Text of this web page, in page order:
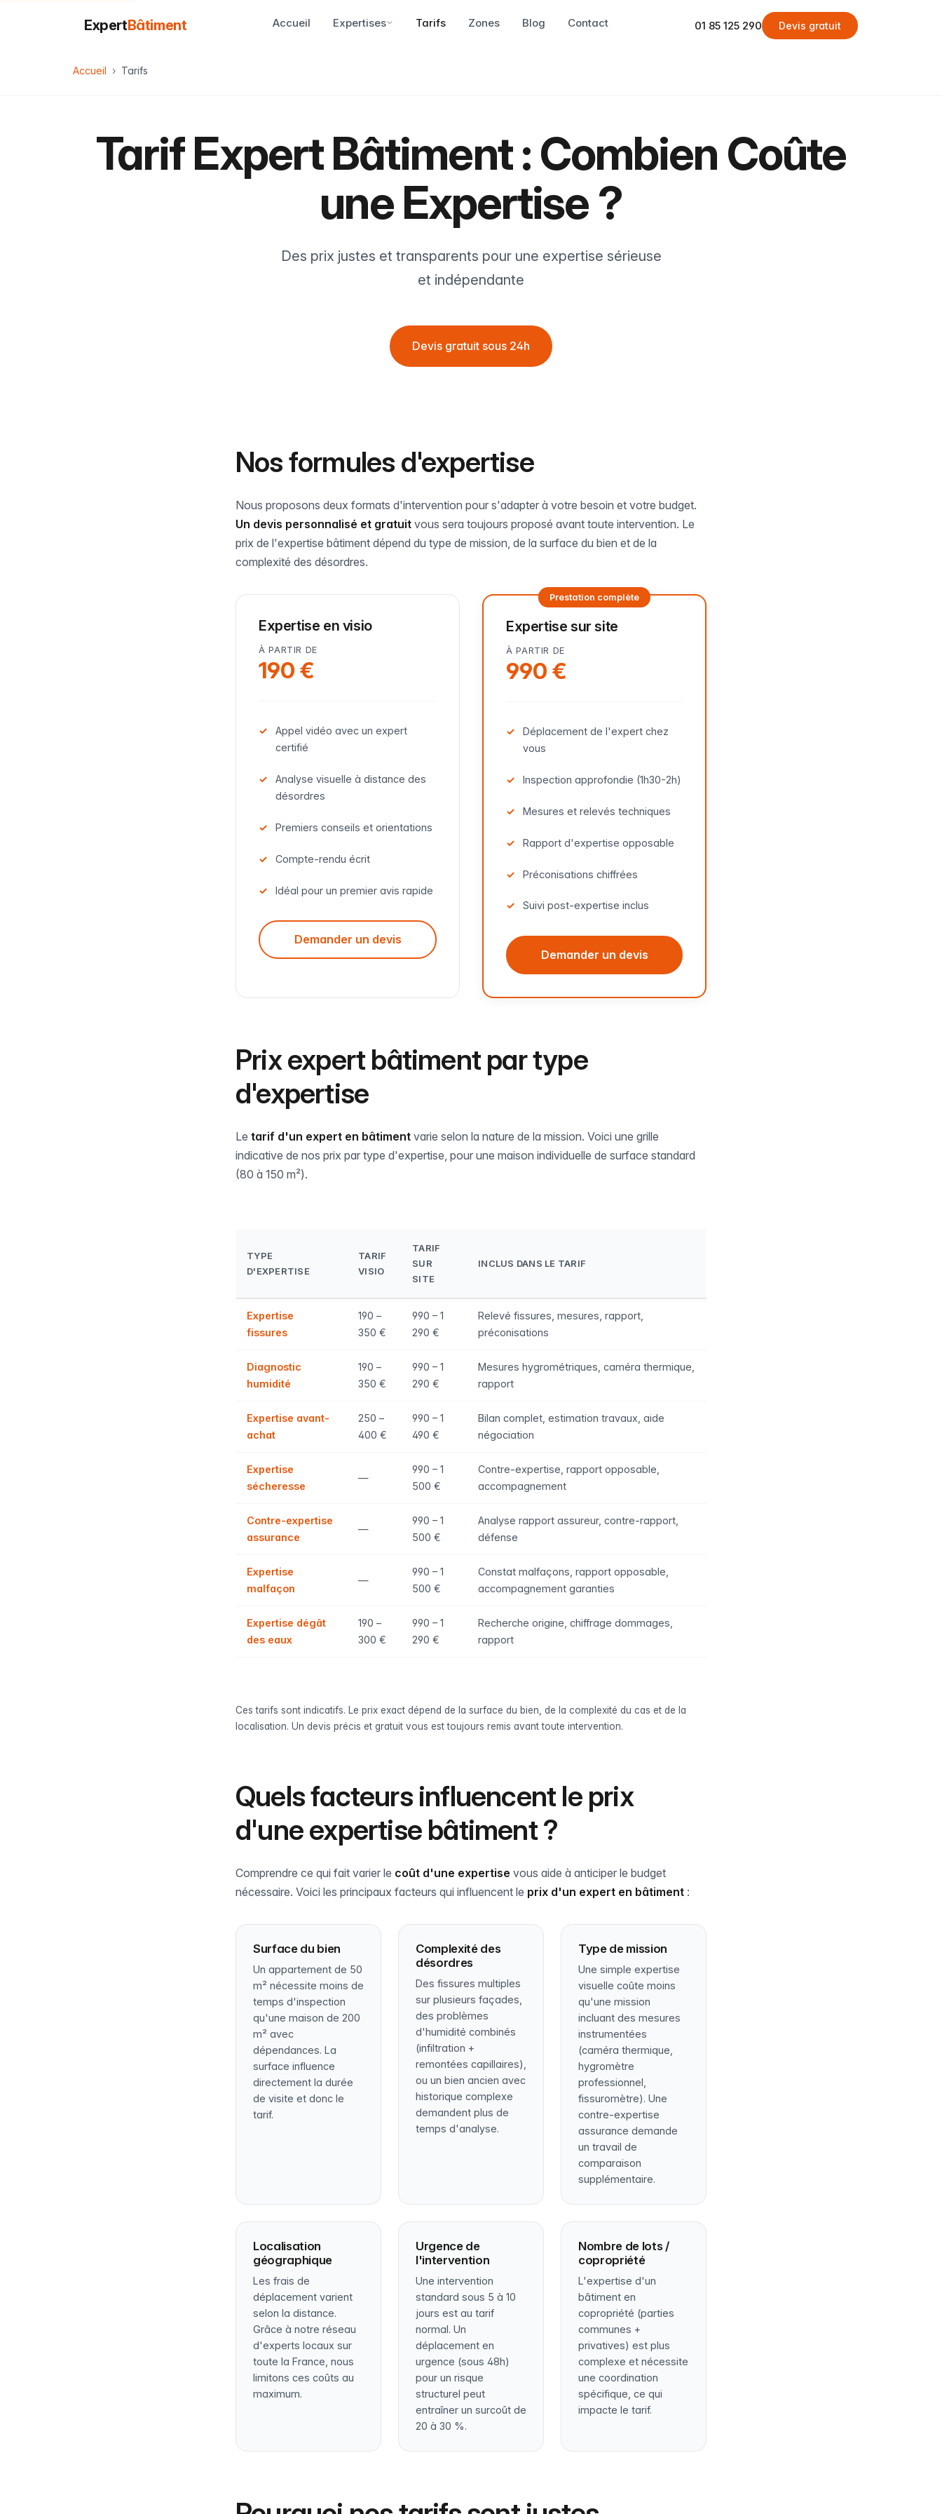
ExpertBâtiment Accueil Expertises Tarifs Zones Blog Contact 01 85 125 290 Devis gratuit
Accueil Tarifs
Tarif Expert Bâtiment : Combien Coûte
une Expertise ?
Des prix justes et transparents pour une expertise sérieuse
et indépendante
Devis gratuit sous 24h
Nos formules d'expertise
Nous proposons deux formats d'intervention pour s'adapter à votre besoin et votre budget.
Un devis personnalisé et gratuit vous sera toujours proposé avant toute intervention. Le
prix de l'expertise bâtiment dépend du type de mission, de la surface du bien et de la
complexité des désordres.
Expertise en visio
À PARTIR DE
190 €
Appel vidéo avec un expert
certifié
Analyse visuelle à distance des
désordres
Premiers conseils et orientations
Compte-rendu écrit
Idéal pour un premier avis rapide
Demander un devis
Prestation complète
Expertise sur site
À PARTIR DE
990 €
Déplacement de l'expert chez
vous
Inspection approfondie (1h30-2h)
Mesures et relevés techniques
Rapport d'expertise opposable
Préconisations chiffrées
Suivi post-expertise inclus
Demander un devis
Prix expert bâtiment par type
d'expertise
Le tarif d'un expert en bâtiment varie selon la nature de la mission. Voici une grille
indicative de nos prix par type d'expertise, pour une maison individuelle de surface standard
(80 à 150 m²).
TYPE
D'EXPERTISE
TARIF
VISIO
TARIF
SUR
SITE
INCLUS DANS LE TARIF
Expertise
fissures
190 –
350 €
990 – 1
290 €
Relevé fissures, mesures, rapport,
préconisations
Diagnostic
humidité
190 –
350 €
990 – 1
290 €
Mesures hygrométriques, caméra thermique,
rapport
Expertise avant-
achat
250 –
400 €
990 – 1
490 €
Bilan complet, estimation travaux, aide
négociation
Expertise
sécheresse
—
990 – 1
500 €
Contre-expertise, rapport opposable,
accompagnement
Contre-expertise
assurance
—
990 – 1
500 €
Analyse rapport assureur, contre-rapport,
défense
Expertise
malfaçon
—
990 – 1
500 €
Constat malfaçons, rapport opposable,
accompagnement garanties
Expertise dégât
des eaux
190 –
300 €
990 – 1
290 €
Recherche origine, chiffrage dommages,
rapport
Ces tarifs sont indicatifs. Le prix exact dépend de la surface du bien, de la complexité du cas et de la
localisation. Un devis précis et gratuit vous est toujours remis avant toute intervention.
Quels facteurs influencent le prix
d'une expertise bâtiment ?
Comprendre ce qui fait varier le coût d'une expertise vous aide à anticiper le budget
nécessaire. Voici les principaux facteurs qui influencent le prix d'un expert en bâtiment :
Surface du bien
Un appartement de 50
m² nécessite moins de
temps d'inspection
qu'une maison de 200
m² avec
dépendances. La
surface influence
directement la durée
de visite et donc le
tarif.
Complexité des
désordres
Des fissures multiples
sur plusieurs façades,
des problèmes
d'humidité combinés
(infiltration +
remontées capillaires),
ou un bien ancien avec
historique complexe
demandent plus de
temps d'analyse.
Type de mission
Une simple expertise
visuelle coûte moins
qu'une mission
incluant des mesures
instrumentées
(caméra thermique,
hygromètre
professionnel,
fissuromètre). Une
contre-expertise
assurance demande
un travail de
comparaison
supplémentaire.
Localisation
géographique
Les frais de
déplacement varient
selon la distance.
Grâce à notre réseau
d'experts locaux sur
toute la France, nous
limitons ces coûts au
maximum.
Urgence de
l'intervention
Une intervention
standard sous 5 à 10
jours est au tarif
normal. Un
déplacement en
urgence (sous 48h)
pour un risque
structurel peut
entraîner un surcoût de
20 à 30 %.
Nombre de lots /
copropriété
L'expertise d'un
bâtiment en
copropriété (parties
communes +
privatives) est plus
complexe et nécessite
une coordination
spécifique, ce qui
impacte le tarif.